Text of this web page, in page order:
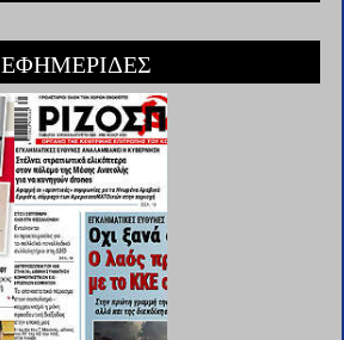
ΕΦΗΜΕΡΙΔΕΣ